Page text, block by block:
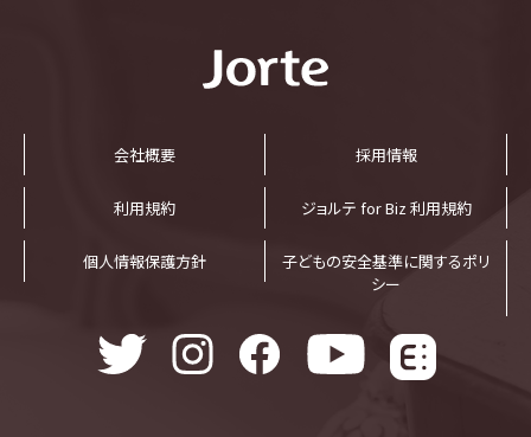
会社概要 採⽤情報
利⽤規約 ジョルテ for Biz 利⽤規約
個⼈情報保護⽅針
子どもの安全基準に関するポリ
シー